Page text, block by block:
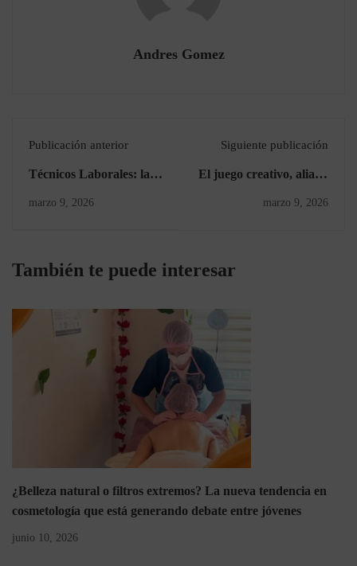
Andres Gomez
Publicación anterior
Técnicos Laborales: la
marzo 9, 2026
Siguiente publicación
El juego creativo, aliado
marzo 9, 2026
También te puede interesar
¿Belleza natural o filtros extremos? La nueva tendencia en
cosmetología que está generando debate entre jóvenes
junio 10, 2026